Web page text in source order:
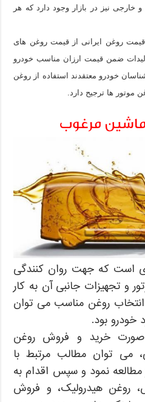
خارجی نیز در بازار وجود دارد که هر
قیمت روغن ایرانی از قیمت روغن های
ضمن قیمت ارزان مناسب خودرو
خودرو معتقدند استفاده از روغن
موتور ها ترجیح دارد.
ماشین مرغوب
است که جهت روان کنندگی
و تجهیزات جانبی آن به کار
انتخاب روغن مناسب می توان
خودرو بود.
خرید و فروش روغن
می توان مطالب مرتبط با
مطالعه نمود و سپس اقدام به
روغن هیدرولیک، و فروش